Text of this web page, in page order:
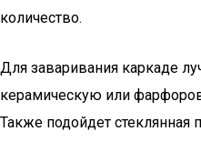
количество.
Для заваривания каркаде
керамическую или
Также подойдет стеклянная